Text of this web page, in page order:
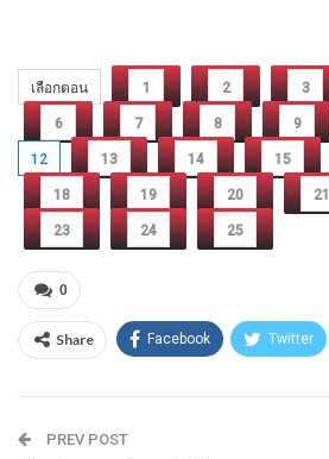
เลือกตอน 1 2 3
6 7 8 9
12 13 14 15
18 19 20 21
23 24 25
0
Share Facebook Twitter
PREV POST